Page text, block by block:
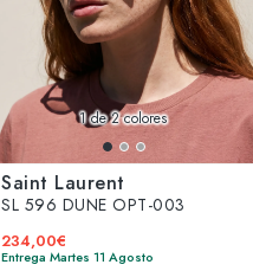
1de 2 colores
Saint Laurent
SL 596 DUNE OPT-003
234,00€
Entrega Martes 11 Agosto